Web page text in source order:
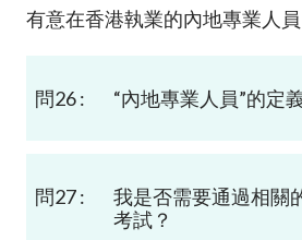
有意在香港執業的內地專業人員
問26 : “內地專業人員”的定
問27 :
我是否需要通過相關
考試？